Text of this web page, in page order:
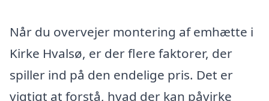
Når du overvejer montering af emhætte i
Kirke Hvalsø, er der flere faktorer, der
spiller ind på den endelige pris. Det er
vigtigt at forstå, hvad der kan påvirke